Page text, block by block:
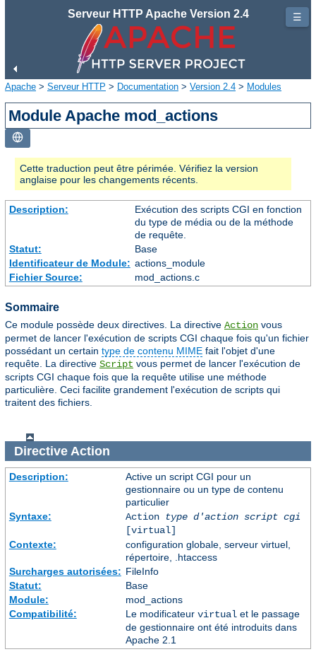
Serveur HTTP Apache Version 2.4
Apache > Serveur HTTP > Documentation > Version 2.4 > Modules
Module Apache mod_actions
Cette traduction peut être périmée. Vérifiez la version
anglaise pour les changements récents.
Description:
Exécution des scripts CGI en fonction
du type de média ou de la méthode
de requête.
Statut:
Base
Identificateur de Module: actions_module
Fichier Source:
mod_actions.c
Sommaire
Ce module possède deux directives. La directive Action vous
permet de lancer l'exécution de scripts CGI chaque fois qu'un fichier
possédant un certain type de contenu MIME fait l'objet d'une
requête. La directive Script vous permet de lancer l'exécution de
scripts CGI chaque fois que la requête utilise une méthode
particulière. Ceci facilite grandement l'exécution de scripts qui
traitent des fichiers.
Directive Action
Description:
Active un script CGI pour un
gestionnaire ou un type de contenu
particulier
Syntaxe:
Action type d'action script cgi
[virtual]
Contexte:
configuration globale, serveur virtuel,
répertoire, .htaccess
Surcharges autorisées: FileInfo
Statut:
Base
Module:
mod_actions
Compatibilité:
Le modificateur virtualet le passage
de gestionnaire ont été introduits dans
Apache 2.1
☰